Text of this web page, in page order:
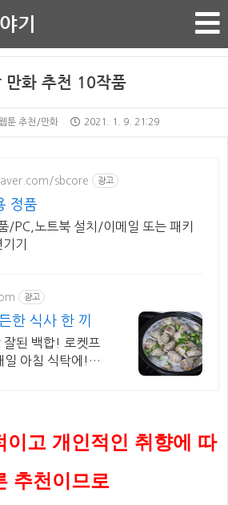
기
만화 추천 10작품
툰 추천/만화 2021. 1. 9. 21:29
sbcore 광고
정품
/PC,노트북 설치/이메일 또는 패키
기
광고
한 식사 한 끼
잘된 백합! 로켓프
일 아침 식탁에!
고 개인적인 취향에 따
추천이므로